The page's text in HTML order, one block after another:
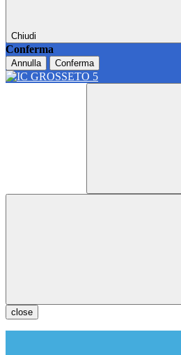
Chiudi
Conferma
Annulla Conferma
close